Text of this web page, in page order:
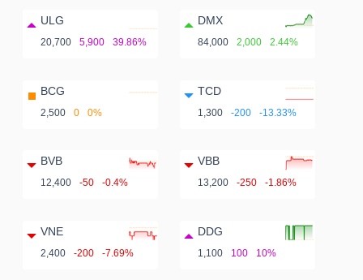
ULG
20,700 5,900 39.86%
DMX
84,000 2,000 2.44%
BCG
2,500 0 0%
TCD
1,300 -200 -13.33%
BVB
12,400 -50 -0.4%
VBB
13,200 -250 -1.86%
VNE
2,400 -200 -7.69%
DDG
1,100 100 10%